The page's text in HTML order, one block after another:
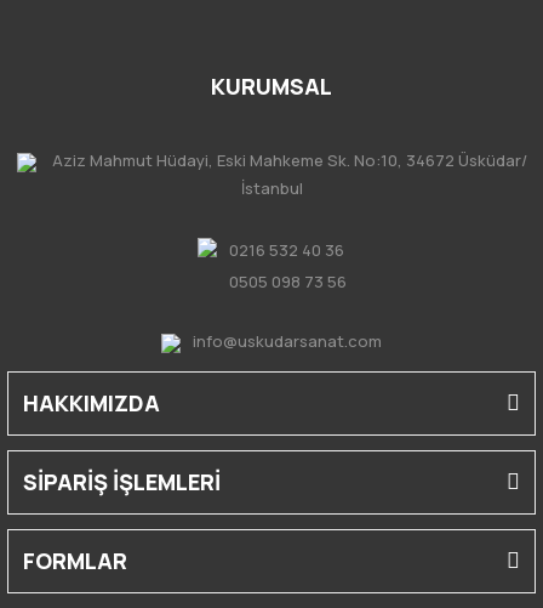
KURUMSAL
Aziz Mahmut Hüdayi, Eski Mahkeme Sk. No:10, 34672 Üsküdar/
İstanbul
0216 532 40 36
0505 098 73 56
info@uskudarsanat.com
HAKKIMIZDA
SİPARİŞ İŞLEMLERİ
FORMLAR